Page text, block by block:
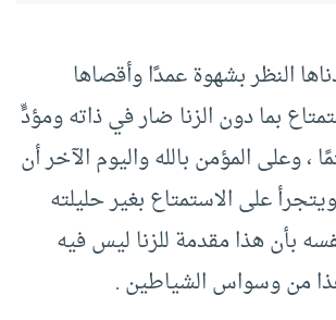
النظر بشهوة عمدًا وأقصاها
بما دون الزنا ضار في ذاته ومؤدٍّ
، وعلى المؤمن بالله واليوم الآخر أن
على الاستمتاع بغير حليلته
بأن هذا مقدمة للزنا ليس فيه
من وسواس الشياطين .